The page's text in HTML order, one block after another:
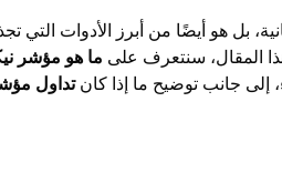
بل هو أيضًا من أبرز الأدوات
المقال، سنتعرف على ما هو مؤشر
إلى جانب توضيح ما إذا كانتداول